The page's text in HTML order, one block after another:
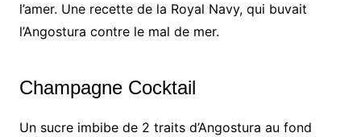
l’amer. Une recette de la Royal Navy, qui buvait
l’Angostura contre le mal de mer.
Champagne Cocktail
Un sucre imbibe de 2 traits d’Angostura au fond